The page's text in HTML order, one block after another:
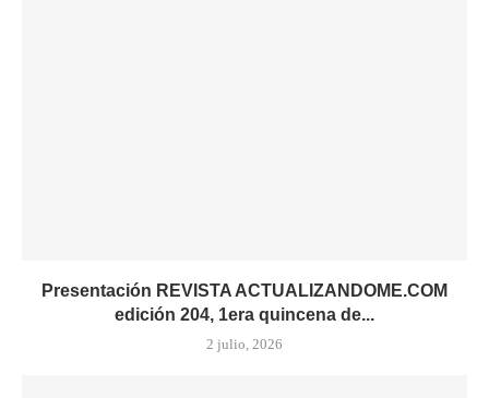
Presentación REVISTA ACTUALIZANDOME.COM
edición 204, 1era quincena de...
2 julio, 2026